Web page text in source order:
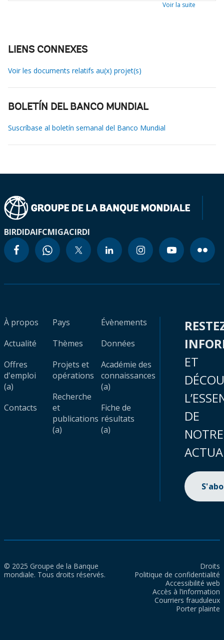
Voir la suite
LIENS CONNEXES
Voir les documents relatifs au(x) projet(s)
BOLETÍN DEL BANCO MUNDIAL
Suscríbase al boletín semanal del Banco Mundial
BIRDIDAIFCMIGACIRDI
À propos
Actualité
Offres
d'emploi
(a)
Contacts
Pays
Thèmes
Projets et
opérations
Recherche
et
publications
(a)
Évènements
Données
Académie des
connaissances
(a)
Fiche de
résultats
(a)
ET
DE
NOTRE
© 2025 Groupe de la Banque
mondiale. Tous droits réservés.
Droits
Politique de confidentialité
Accessibilité web
Accès à l’information
Courriers frauduleux
Porter plainte